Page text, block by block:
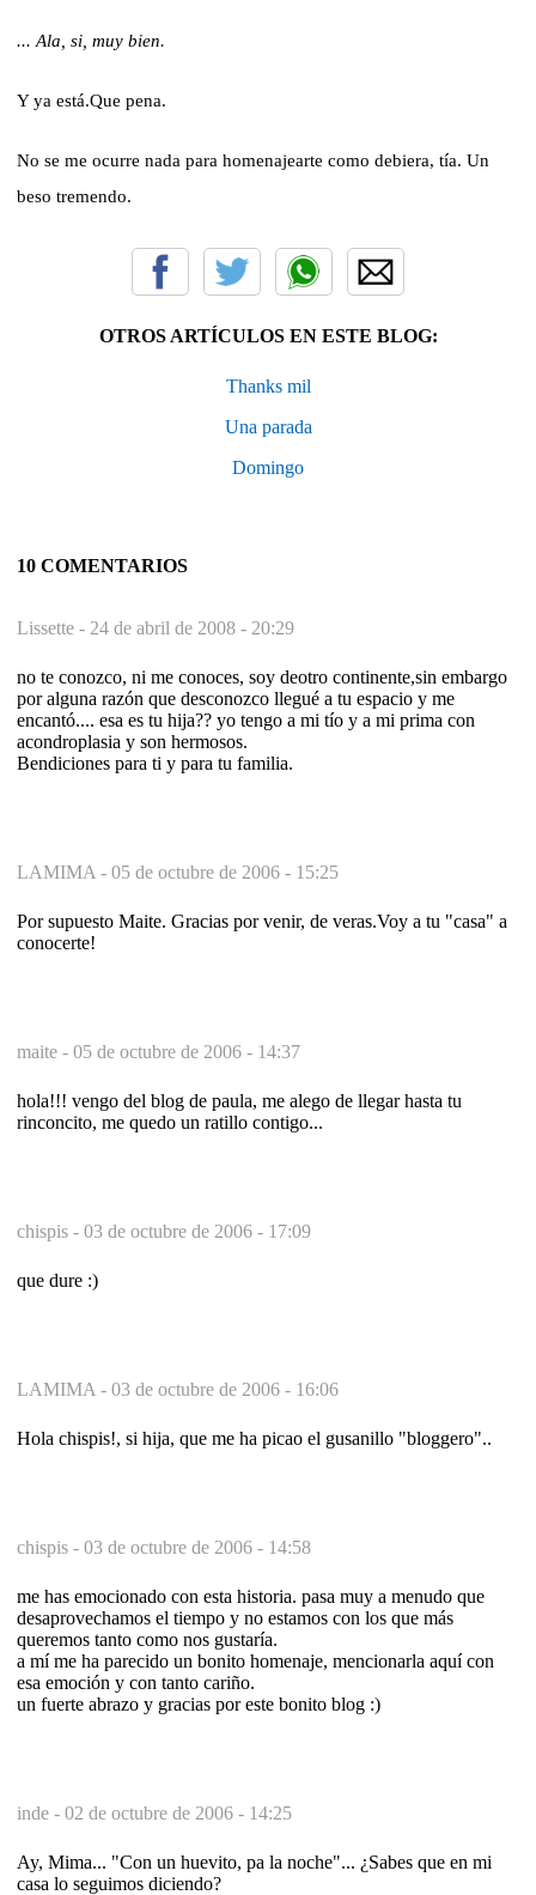
... Ala, si, muy bien.
Y ya está.Que pena.
No se me ocurre nada para homenajearte como debiera, tía. Un
beso tremendo.
OTROS ARTÍCULOS EN ESTE BLOG:
Thanks mil
Una parada
Domingo
10 COMENTARIOS
Lissette - 24 de abril de 2008 - 20:29
no te conozco, ni me conoces, soy deotro continente,sin embargo
por alguna razón que desconozco llegué a tu espacio y me
encantó.... esa es tu hija?? yo tengo a mi tío y a mi prima con
acondroplasia y son hermosos.
Bendiciones para ti y para tu familia.
LAMIMA - 05 de octubre de 2006 - 15:25
Por supuesto Maite. Gracias por venir, de veras.Voy a tu "casa" a
conocerte!
maite - 05 de octubre de 2006 - 14:37
hola!!! vengo del blog de paula, me alego de llegar hasta tu
rinconcito, me quedo un ratillo contigo...
chispis - 03 de octubre de 2006 - 17:09
que dure :)
LAMIMA - 03 de octubre de 2006 - 16:06
Hola chispis!, si hija, que me ha picao el gusanillo "bloggero"..
chispis - 03 de octubre de 2006 - 14:58
me has emocionado con esta historia. pasa muy a menudo que
desaprovechamos el tiempo y no estamos con los que más
queremos tanto como nos gustaría.
a mí me ha parecido un bonito homenaje, mencionarla aquí con
esa emoción y con tanto cariño.
un fuerte abrazo y gracias por este bonito blog :)
inde - 02 de octubre de 2006 - 14:25
Ay, Mima... "Con un huevito, pa la noche"... ¿Sabes que en mi
casa lo seguimos diciendo?